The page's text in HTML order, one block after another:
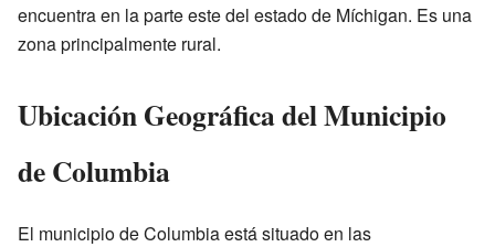
encuentra en la parte este del estado de Míchigan. Es una
zona principalmente rural.
Ubicación Geográfica del Municipio
de Columbia
El municipio de Columbia está situado en las